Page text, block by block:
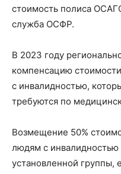
стоимость полиса
служба ОСФР.
В 2023 году
компенсацию
с инвалидностью,
требуются по
Возмещение 50%
людям с инвалидностью
установленной группы,